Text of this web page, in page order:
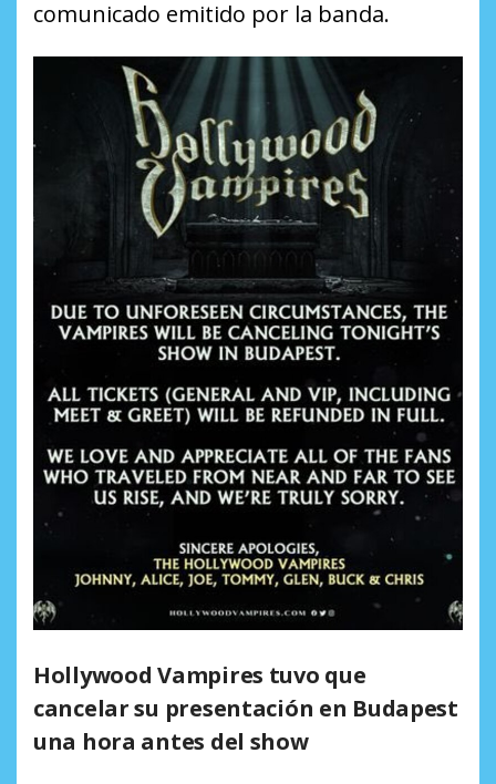
comunicado emitido por la banda.
Hollywood Vampires tuvo que
cancelar su presentación en Budapest
una hora antes del show